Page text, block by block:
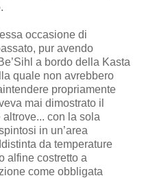
occasione di
pur avendo
a bordo della Kasta
quale non avrebbero
propriamente
mai dimostrato il
con la sola
in un’area
da temperature
alfine costretto a
come obbligata